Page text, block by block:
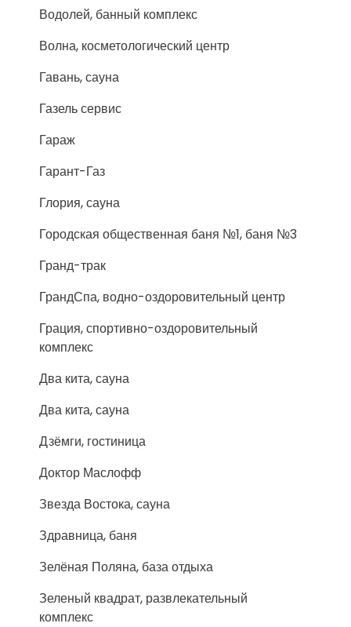
Водолей, банный комплекс
Волна, косметологический центр
Гавань, сауна
Газель сервис
Гараж
Гарант-Газ
Глория, сауна
Городская общественная баня №1, баня №3
Гранд-трак
ГрандСпа, водно-оздоровительный центр
Грация, спортивно-оздоровительный
комплекс
Два кита, сауна
Два кита, сауна
Дзёмги, гостиница
Доктор Маслофф
Звезда Востока, сауна
Здравница, баня
Зелёная Поляна, база отдыха
Зеленый квадрат, развлекательный
комплекс